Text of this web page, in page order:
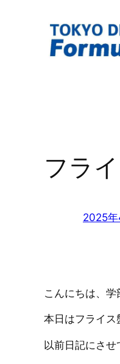
フラ
2025年
こんにちは、学
本日はフライス
以前日記にさせ